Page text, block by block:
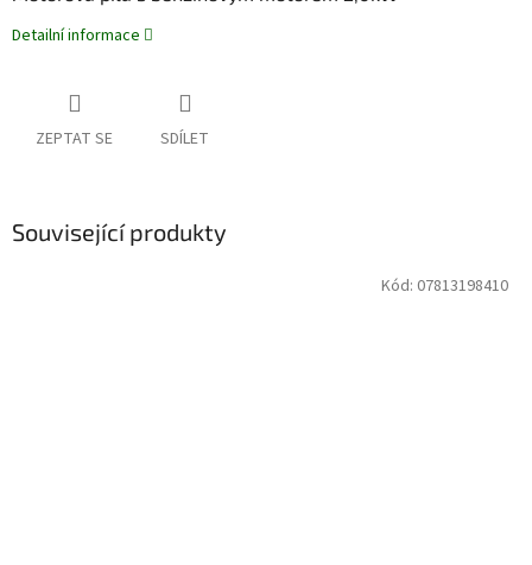
Detailní informace
ZEPTAT SE SDÍLET
Související produkty
Kód: 07813198410